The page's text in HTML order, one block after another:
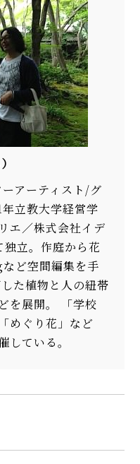
アーティスト/グ
立教大学経営学
エ／株式会社イデ
立。作庭から花
ど空間編集を手
た植物と人の紐帯
を展開。 「学校
めぐり花」など
している。